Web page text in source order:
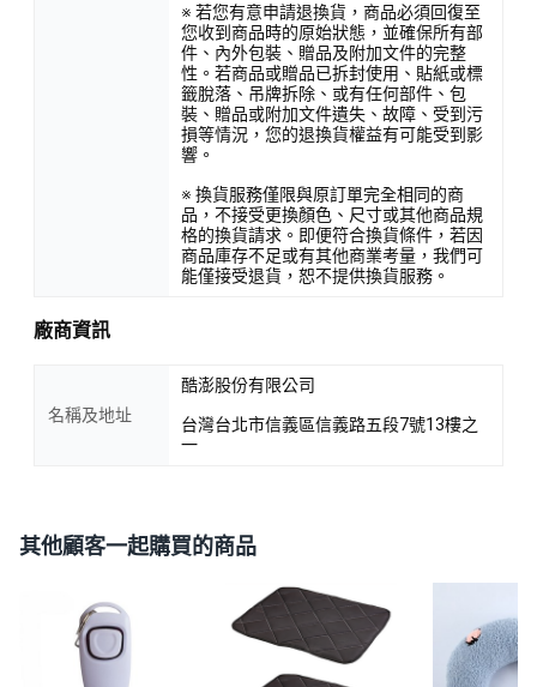
※ 若您有意申請退換貨，商品必須回復至
您收到商品時的原始狀態，並確保所有部
件、內外包裝、贈品及附加文件的完整
性。若商品或贈品已拆封使用、貼紙或標
籤脫落、吊牌拆除、或有任何部件、包
裝、贈品或附加文件遺失、故障、受到污
損等情況，您的退換貨權益有可能受到影
響。
※ 換貨服務僅限與原訂單完全相同的商
品，不接受更換顏色、尺寸或其他商品規
格的換貨請求。即便符合換貨條件，若因
商品庫存不足或有其他商業考量，我們可
能僅接受退貨，恕不提供換貨服務。
廠商資訊
名稱及地址
酷澎股份有限公司
台灣台北市信義區信義路五段7號13樓之
一
其他顧客一起購買的商品